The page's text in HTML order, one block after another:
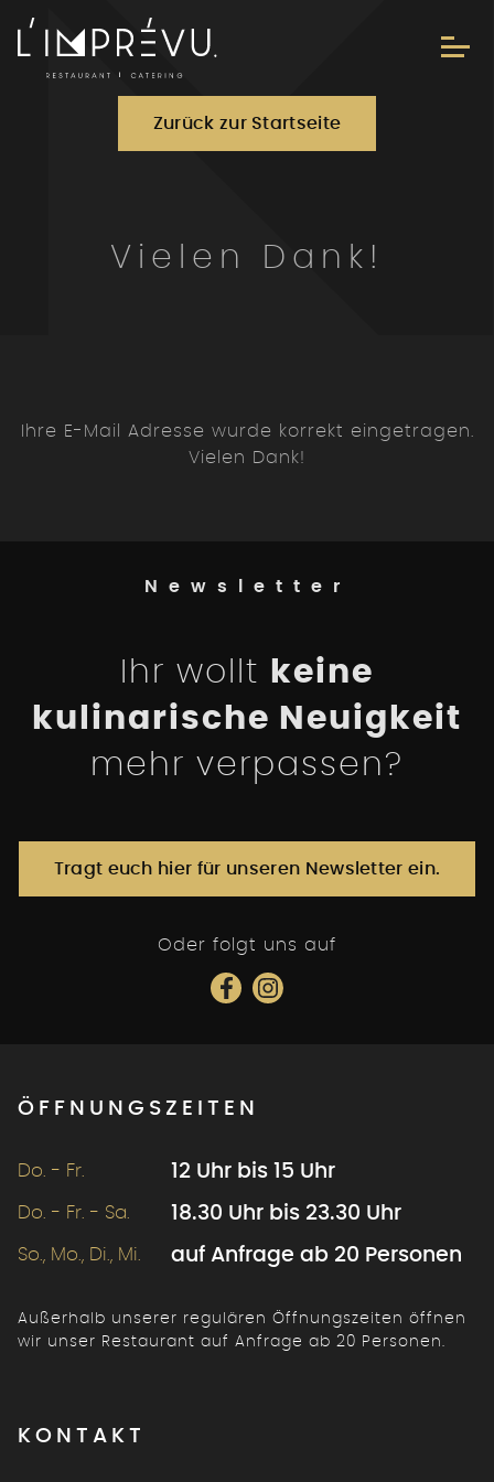
Zurück zur Startseite
Vielen Dank!
Ihre E-Mail Adresse wurde korrekt eingetragen.
Vielen Dank!
Newsletter
Ihr wollt
keine
kulinarische Neuigkeit
mehr verpassen?
Tragt euch hier für unseren Newsletter ein.
Oder folgt uns auf
ÖFFNUNGSZEITEN
Do. - Fr. 12 Uhr bis 15 Uhr
Do. - Fr. - Sa. 18.30 Uhr bis 23.30 Uhr
So., Mo., Di., Mi. auf Anfrage ab 20 Personen
Außerhalb unserer regulären Öffnungszeiten öffnen
wir unser Restaurant auf Anfrage ab 20 Personen.
KONTAKT